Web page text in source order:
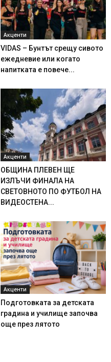
Акценти
VIDAS – Бунтът срещу сивото
ежедневие или когато
напитката е повече...
Акценти
ОБЩИНА ПЛЕВЕН ЩЕ
ИЗЛЪЧИ ФИНАЛА НА
СВЕТОВНОТО ПО ФУТБОЛ НА
ВИДЕОСТЕНА...
Акценти
Подготовката за детската
градина и училище започва
още през лятото